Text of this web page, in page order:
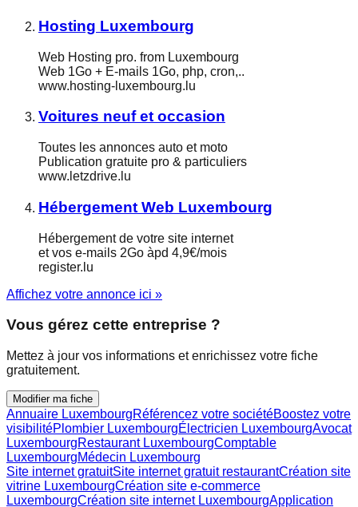
Hosting Luxembourg
Web Hosting pro. from Luxembourg
Web 1Go + E-mails 1Go, php, cron,..
www.hosting-luxembourg.lu
Voitures neuf et occasion
Toutes les annonces auto et moto
Publication gratuite pro & particuliers
www.letzdrive.lu
Hébergement Web Luxembourg
Hébergement de votre site internet
et vos e-mails 2Go àpd 4,9€/mois
register.lu
Affichez votre annonce ici »
Vous gérez cette entreprise ?
Mettez à jour vos informations et enrichissez votre fiche
gratuitement.
Modifier ma fiche
Annuaire LuxembourgRéférencez votre sociétéBoostez votre
visibilitéPlombier LuxembourgÉlectricien LuxembourgAvocat
LuxembourgRestaurant LuxembourgComptable
LuxembourgMédecin Luxembourg
Site internet gratuitSite internet gratuit restaurantCréation site
vitrine LuxembourgCréation site e-commerce
LuxembourgCréation site internet LuxembourgApplication